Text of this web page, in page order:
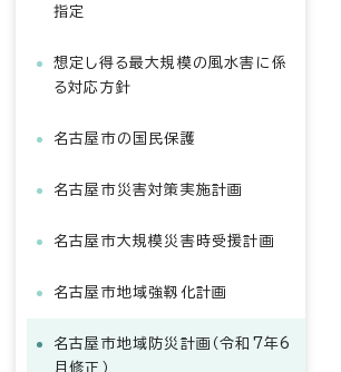
指定
想定し得る最大規模の風水害に係
る対応方針
名古屋市の国民保護
名古屋市災害対策実施計画
名古屋市大規模災害時受援計画
名古屋市地域強靱化計画
名古屋市地域防災計画（令和7年6
月修正）